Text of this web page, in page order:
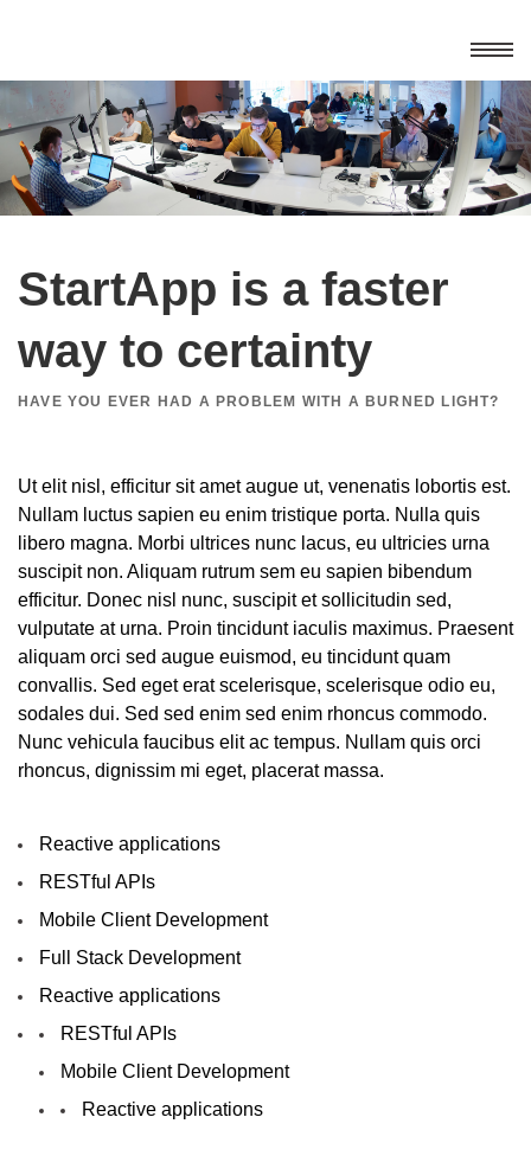
Home
Leistungen
Service & Support
DATEV-Dienstleistungen
Impressum
StartApp is a faster
way to certainty
HAVE YOU EVER HAD A PROBLEM WITH A BURNED LIGHT?
Ut elit nisl, efficitur sit amet augue ut, venenatis lobortis est.
Nullam luctus sapien eu enim tristique porta. Nulla quis
libero magna. Morbi ultrices nunc lacus, eu ultricies urna
suscipit non. Aliquam rutrum sem eu sapien bibendum
efficitur. Donec nisl nunc, suscipit et sollicitudin sed,
vulputate at urna. Proin tincidunt iaculis maximus. Praesent
aliquam orci sed augue euismod, eu tincidunt quam
convallis. Sed eget erat scelerisque, scelerisque odio eu,
sodales dui. Sed sed enim sed enim rhoncus commodo.
Nunc vehicula faucibus elit ac tempus. Nullam quis orci
rhoncus, dignissim mi eget, placerat massa.
Reactive applications
RESTful APIs
Mobile Client Development
Full Stack Development
Reactive applications
RESTful APIs
Mobile Client Development
Reactive applications